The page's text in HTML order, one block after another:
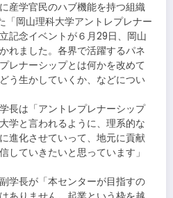
産学官民のハブ機能を持つ組織
「岡山理科大学アントレプレナー
記念イベントが６月29日、岡山
れました。各界で活躍するパネ
レナーシップとは何かを改めて
う生かしていくか、などについ
長は「アントレプレナーシップ
学と言われるように、理系的な
進化させていって、地元に貢献
していきたいと思っています」
学長が「本センターが目指すの